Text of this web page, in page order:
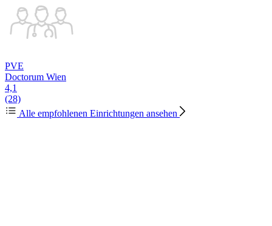
PVE
Doctorum Wien
4,1
(28)
Alle empfohlenen Einrichtungen ansehen